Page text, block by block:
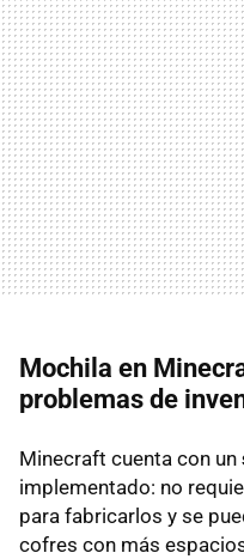
Mochila en
problemas de
Minecraft cuenta con un
implementado: no
para fabricarlos y se
cofres con más